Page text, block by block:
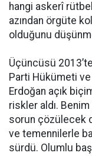
hangi askerî
azından örgüte
olduğunu
Üçüncüsü
Parti Hükümeti ve
Erdoğan açık
riskler aldı.
sorun çözülecek
ve temennilerle
sürdü. Olumlu